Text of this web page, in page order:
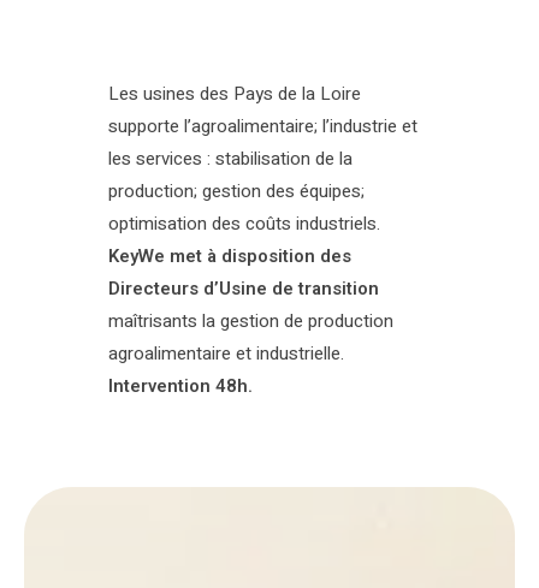
Les usines des Pays de la Loire
supporte l’agroalimentaire; l’industrie et
les services : stabilisation de la
production; gestion des équipes;
optimisation des coûts industriels.
KeyWe met à disposition des
Directeurs d’Usine de transition
maîtrisants la gestion de production
agroalimentaire et industrielle.
Intervention 48h.